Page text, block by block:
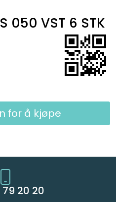
050 VST 6 STK
for å kjøpe
20 20